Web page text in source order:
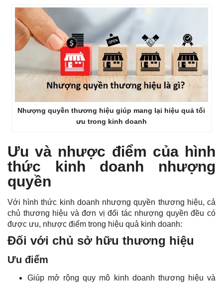
Nhượng quyền thương hiệu giúp mang lại hiệu quả tối
ưu trong kinh doanh
Ưu và nhược điểm của hình
thức kinh doanh nhượng
quyền
Với hình thức kinh doanh nhượng quyền thương hiệu, cả
chủ thương hiệu và đơn vị đối tác nhượng quyền đều có
được ưu, nhược điểm trong hiệu quả kinh doanh:
Đối với chủ sở hữu thương hiệu
Ưu điểm
Giúp mở rộng quy mô kinh doanh thương hiệu và